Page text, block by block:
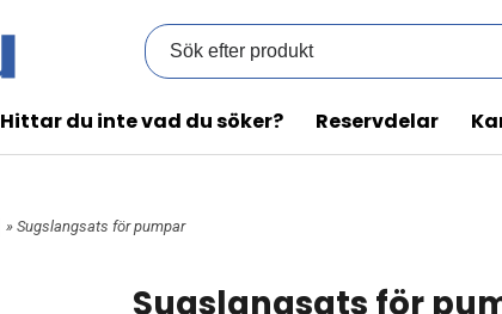
Hittar du inte vad du söker? Reservdelar
» Sugslangsats för pumpar
Sugslangsats för